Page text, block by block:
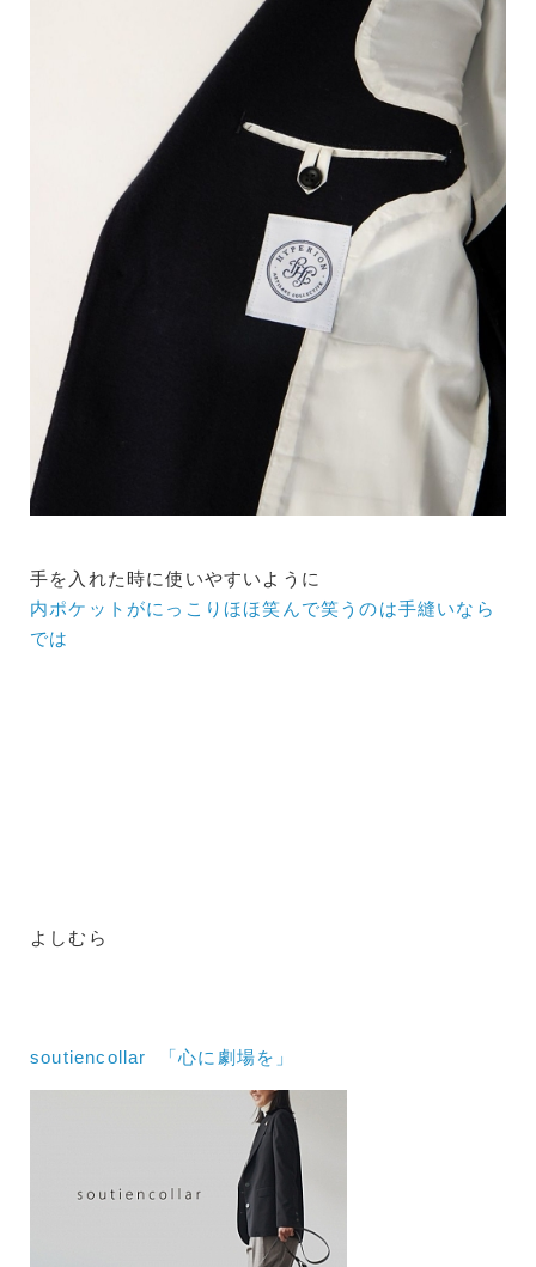
手を入れた時に使いやすいように
内ポケットがにっこりほほ笑んで笑うのは手縫いなら
では
よしむら
soutiencollar 「心に劇場を」